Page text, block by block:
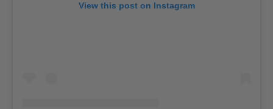
View this post on Instagram